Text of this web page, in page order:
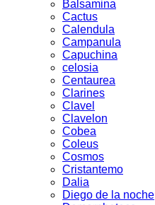
Balsamina
Cactus
Calendula
Campanula
Capuchina
celosia
Centaurea
Clarines
Clavel
Clavelon
Cobea
Coleus
Cosmos
Cristantemo
Dalia
Diego de la noche